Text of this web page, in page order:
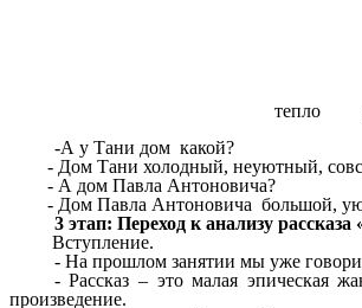
тепло
-А у Тани дом какой?
- Дом Тани холодный, неуютный,
- А дом Павла Антоновича?
- Дом Павла Антоновича большой,
3 этап: Переход к анализу рассказа
Вступление.
- На прошлом занятии мы уже
- Рассказ – это малая эпическая
произведение.